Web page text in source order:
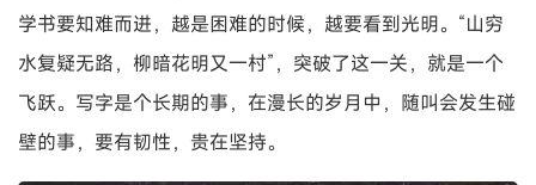
学书要知难而进，越是困难的时候，越要看到光明。“山穷
水复疑无路，柳暗花明又一村”，突破了这一关，就是一个
飞跃。写字是个长期的事，在漫长的岁月中，随叫会发生碰
壁的事，要有韧性，贵在坚持。